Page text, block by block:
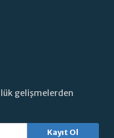
gelişmelerden
Kayıt Ol